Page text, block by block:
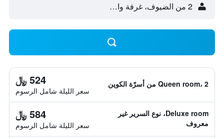
2 من الضيوف، غرفة واحدة
Queen room، 2 من أسرّة الكوين 524 ﷼
سعر الليلة شامل الرسوم
Deluxe room، نوع السرير غير
معروف
584 ﷼
سعر الليلة شامل الرسوم